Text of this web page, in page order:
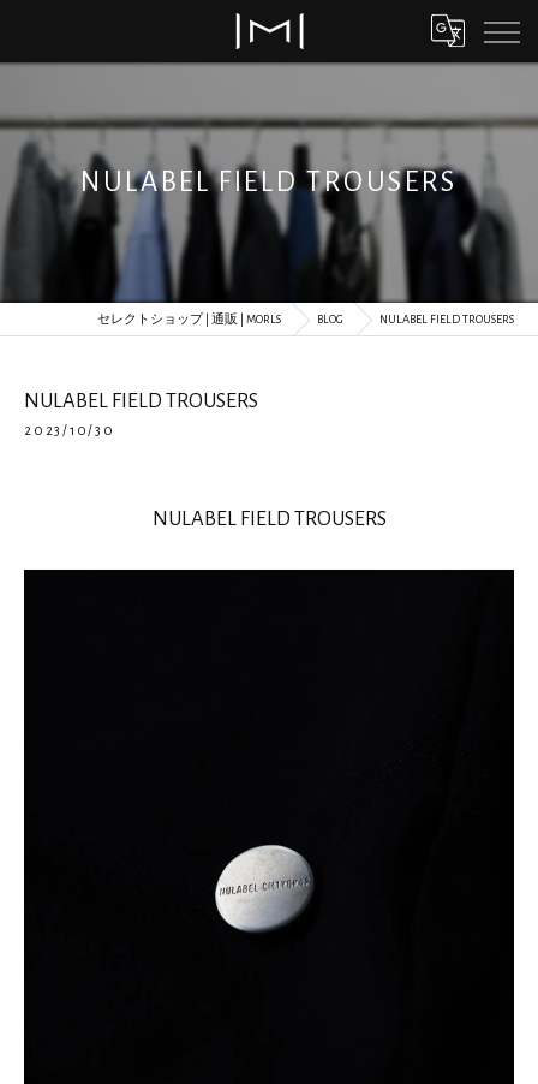
NULABEL FIELD TROUSERS
セレクトショップ | 通販 | MORLS BLOG NULABEL FIELD TROUSERS
NULABEL FIELD TROUSERS
2023/10/30
NULABEL FIELD TROUSERS